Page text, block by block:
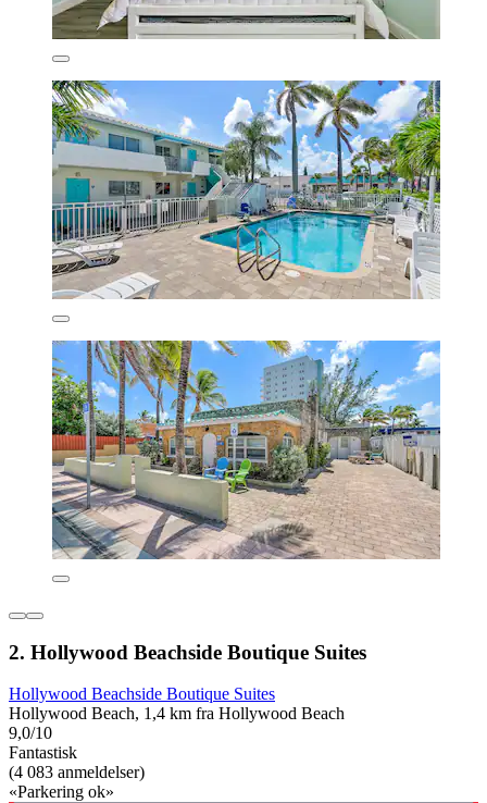
2. Hollywood Beachside Boutique Suites
Hollywood Beachside Boutique Suites
Hollywood Beach, 1,4 km fra Hollywood Beach
9,0/10
Fantastisk
(4 083 anmeldelser)
«Parkering ok»